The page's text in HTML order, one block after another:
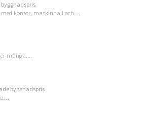
med kontor, maskinhall och…
många…
byggnadspris